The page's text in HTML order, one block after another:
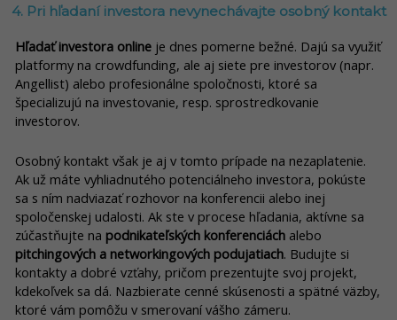
4. Pri hľadaní investora nevynechávajte osobný kontakt
Hľadať investora online je dnes pomerne bežné. Dajú sa využiť
platformy na crowdfunding, ale aj siete pre investorov (napr.
Angellist) alebo profesionálne spoločnosti, ktoré sa
špecializujú na investovanie, resp. sprostredkovanie
investorov.
Osobný kontakt však je aj v tomto prípade na nezaplatenie.
Ak už máte vyhliadnutého potenciálneho investora, pokúste
sa s ním nadviazať rozhovor na konferencii alebo inej
spoločenskej udalosti. Ak ste v procese hľadania, aktívne sa
zúčastňujte na podnikateľských konferenciách alebo
pitchingových a networkingových podujatiach. Budujte si
kontakty a dobré vzťahy, pričom prezentujte svoj projekt,
kdekoľvek sa dá. Nazbierate cenné skúsenosti a spätné väzby,
ktoré vám pomôžu v smerovaní vášho zámeru.